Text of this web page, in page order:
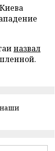
назвал
наши